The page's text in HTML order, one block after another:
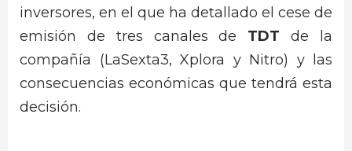
inversores, en el que ha detallado el cese de
emisión de tres canales de TDT de la
compañía (LaSexta3, Xplora y Nitro) y las
consecuencias económicas que tendrá esta
decisión.